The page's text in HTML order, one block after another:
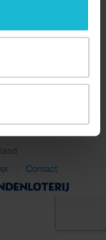
Contact